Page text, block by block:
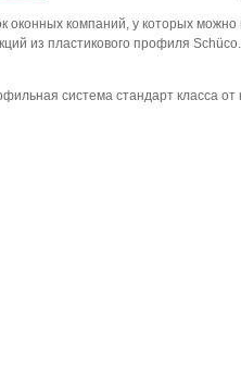
оконных компаний, у которых
из пластикового профиля
система стандарт класса